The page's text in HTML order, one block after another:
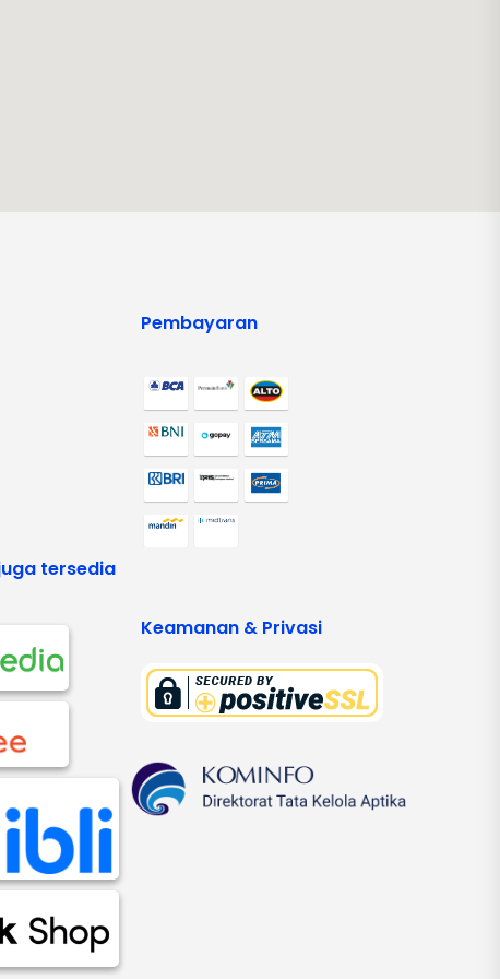
tersedia
Pembayaran
Keamanan & Privasi